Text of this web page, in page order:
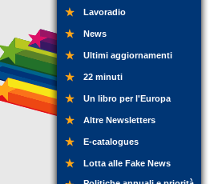
Lavoradio
News
Ultimi aggiornamenti
22 minuti
Un libro per l'Europa
Altre Newsletters
E-catalogues
Lotta alle Fake News